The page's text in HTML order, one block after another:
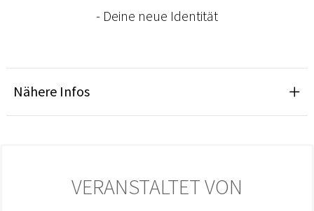
- Deine neue Identität
Nähere Infos
VERANSTALTET VON